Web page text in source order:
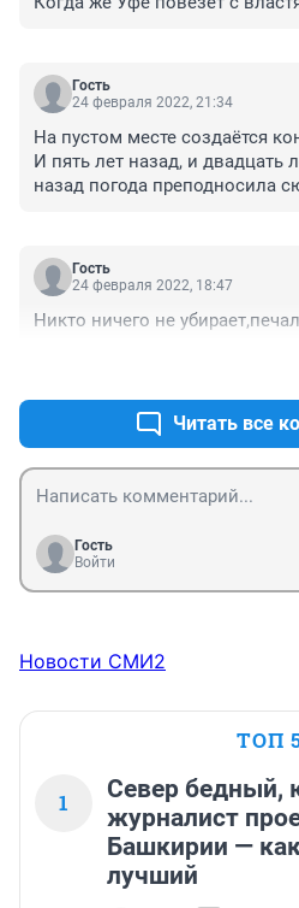
Гость
24 февраля 2022, 21:34
На пустом месте создаётся
И пять лет назад, и двадцать
назад погода преподносила
У природы нет плохой погоды.
В России же живем.
Гость
24 февраля 2022, 18:47
Никто ничего не
Читать все
Гость
Войти
Новости СМИ2
ТОП
1
Север бедный,
журналист
Башкирии —
лучший